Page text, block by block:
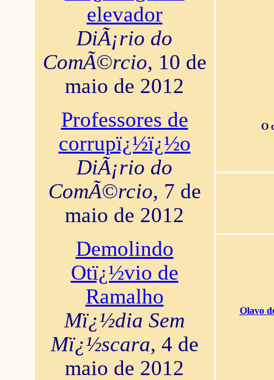
elevador
DiÃ¡rio do
ComÃ©rcio, 10 de
maio de 2012
Professores de
corrupï¿½ï¿½o
DiÃ¡rio do
ComÃ©rcio, 7 de
maio de 2012
Demolindo
Otï¿½vio de
Ramalho
Mï¿½dia Sem
Mï¿½scara, 4 de
maio de 2012
O
Olavo